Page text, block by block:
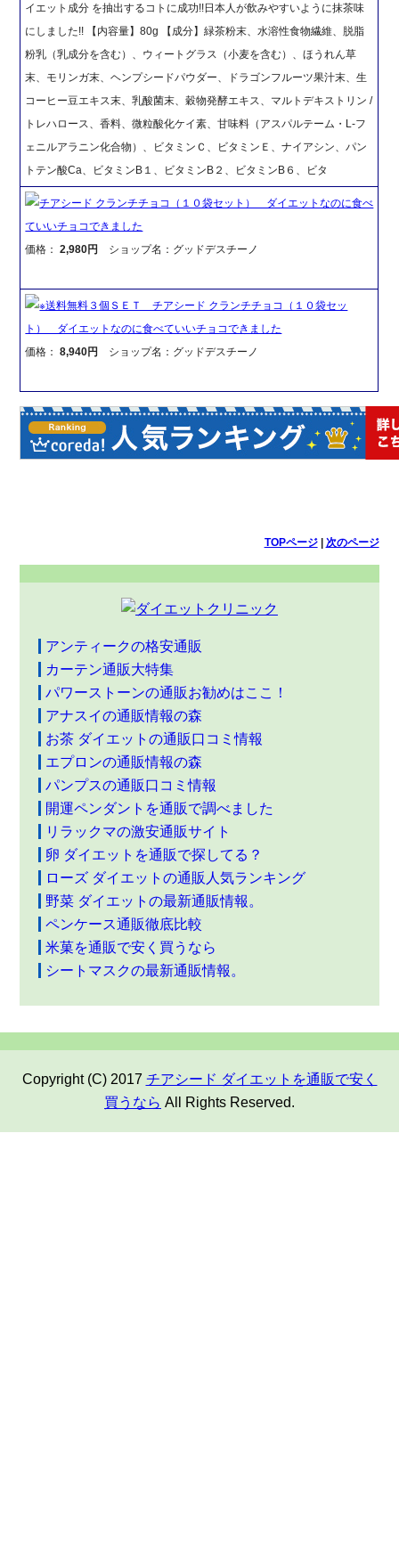
イエット成分 を抽出するコトに成功!!日本人が飲みやすいように抹茶味
にしました!! 【内容量】80g 【成分】緑茶粉末、水溶性食物繊維、脱脂
粉乳（乳成分を含む）、ウィートグラス（小麦を含む）、ほうれん草
末、モリンガ末、ヘンプシードパウダー、ドラゴンフルーツ果汁末、生
コーヒー豆エキス末、乳酸菌末、穀物発酵エキス、マルトデキストリン /
トレハロース、香料、微粒酸化ケイ素、甘味料（アスパルテーム・L-フ
ェニルアラニン化合物）、ビタミンＣ、ビタミンＥ、ナイアシン、パン
トテン酸Ca、ビタミンB１、ビタミンB２、ビタミンB６、ビタ
チアシード クランチチョコ（１０袋セット） ダイエットなのに食べ
ていいチョコできました
価格：2,980円 ショップ名：グッドデスチーノ
※送料無料３個ＳＥＴ チアシード クランチチョコ（１０袋セッ
ト） ダイエットなのに食べていいチョコできました
価格：8,940円 ショップ名：グッドデスチーノ
TOPページ| 次のページ
アンティークの格安通販
カーテン通販大特集
パワーストーンの通販お勧めはここ！
アナスイの通販情報の森
お茶 ダイエットの通販口コミ情報
エプロンの通販情報の森
パンプスの通販口コミ情報
開運ペンダントを通販で調べました
リラックマの激安通販サイト
卵 ダイエットを通販で探してる？
ローズ ダイエットの通販人気ランキング
野菜 ダイエットの最新通販情報。
ペンケース通販徹底比較
米菓を通販で安く買うなら
シートマスクの最新通販情報。
Copyright (C) 2017 チアシード ダイエットを通販で安く
買うなら All Rights Reserved.